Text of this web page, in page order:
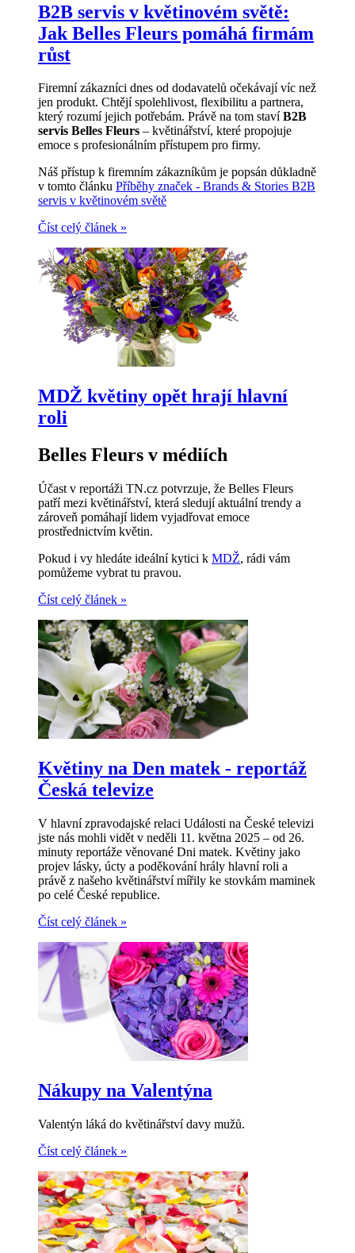
B2B servis v květinovém světě:
Jak Belles Fleurs pomáhá firmám
růst
Firemní zákazníci dnes od dodavatelů očekávají víc než
jen produkt. Chtějí spolehlivost, flexibilitu a partnera,
který rozumí jejich potřebám. Právě na tom stavíB2B
servis Belles Fleurs – květinářství, které propojuje
emoce s profesionálním přístupem pro firmy.
Náš přístup k firemním zákazníkům je popsán důkladně
v tomto článku Příběhy značek - Brands & Stories B2B
servis v květinovém světě
Číst celý článek »
MDŽ květiny opět hrají hlavní
roli
Belles Fleurs v médiích
Účast v reportáži TN.cz potvrzuje, že Belles Fleurs
patří mezi květinářství, která sledují aktuální trendy a
zároveň pomáhají lidem vyjadřovat emoce
prostřednictvím květin.
Pokud i vy hledáte ideální kytici k MDŽ, rádi vám
pomůžeme vybrat tu pravou.
Číst celý článek »
Květiny na Den matek - reportáž
Česká televize
V hlavní zpravodajské relaci Události na České televizi
jste nás mohli vidět v neděli 11. května 2025 – od 26.
minuty reportáže věnované Dni matek. Květiny jako
projev lásky, úcty a poděkování hrály hlavní roli a
právě z našeho květinářství mířily ke stovkám maminek
po celé České republice.
Číst celý článek »
Nákupy na Valentýna
Valentýn láká do květinářství davy mužů.
Číst celý článek »